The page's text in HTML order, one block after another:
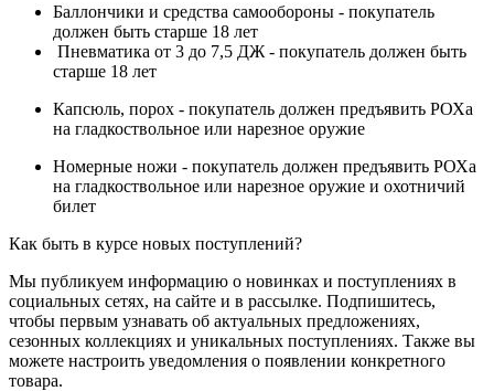
Баллончики и средства самообороны - покупатель
должен быть старше 18 лет
Пневматика от 3 до 7,5 ДЖ - покупатель должен быть
старше 18 лет
Капсюль, порох - покупатель должен предъявить РОХа
на гладкоствольное или нарезное оружие
Номерные ножи - покупатель должен предъявить РОХа
на гладкоствольное или нарезное оружие и охотничий
билет
Как быть в курсе новых поступлений?
Мы публикуем информацию о новинках и поступлениях в
социальных сетях, на сайте и в рассылке. Подпишитесь,
чтобы первым узнавать об актуальных предложениях,
сезонных коллекциях и уникальных поступлениях. Также вы
можете настроить уведомления о появлении конкретного
товара.